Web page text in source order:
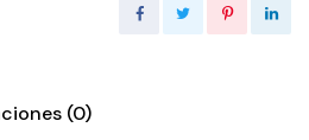
(0)